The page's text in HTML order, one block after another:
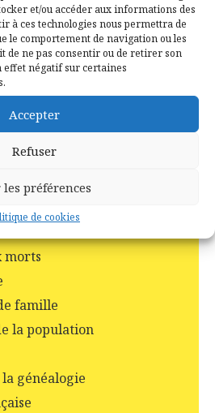
et/ou accéder aux informations des
à ces technologies nous permettra de
le comportement de navigation ou les
de ne pas consentir ou de retirer son
effet négatif sur certaines
Accepter
Refuser
préférences
de cookies
de Campénéac
de Brocéliande
morts
famille
la population
généalogie